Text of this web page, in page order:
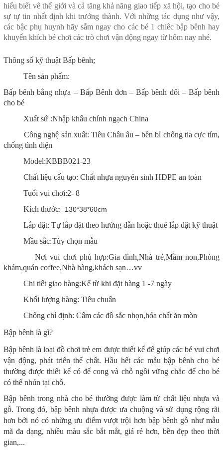
hiểu biết vê thế giới và cả tăng khả năng giao tiếp xã hội, tạo cho bé
sự tự tin nhất định khi trưởng thành. Với những tác dụng như vậy,
các bậc phụ huynh hãy sắm ngay cho các bé 1 chiêc bập bênh hay
khuyến khích bé chơi các trò chơi vận động ngay từ hôm nay nhé.
Thông số kỹ thuật Bấp bênh;
Tên sản phẩm:
Bấp bênh bằng nhựa – Bấp Bênh đơn – Bấp bênh đôi – Bấp bênh
cho bé
Xuất sứ :Nhập khẩu chính ngạch China
Công nghệ sản xuất: Tiêu Châu âu – bền bỉ chống tia cực tím,
chống tĩnh điện
Model:KBBB021-23
Chất liệu cấu tạo: Chất nhựa nguyên sinh HDPE an toàn
Tuổi vui chơi:2- 8
Kích thước:
130*38*60cm
Lắp đặt: Tự lắp đặt theo hướng dẫn hoặc thuê lắp đặt kỹ thuật
Mầu sắc:Tùy chọn mẫu
Nơi vui chơi phù hợp:Gia đình,Nhà trẻ,Mầm non,Phòng
khám,quán coffee,Nhà hàng,khách sạn…vv
Chi tiết giao hàng:Kể từ khi đặt hàng 1 -7 ngày
Khối lượng hàng: Tiêu chuẩn
Chống chỉ định: Cấm các đồ sắc nhọn,hóa chất ăn mòn
Bập bênh là gì?
Bập bênh là loại đồ chơi trẻ em được thiết kế để giúp các bé vui chơi
vận động, phát triển thể chất. Hầu hết các mẫu bập bênh cho bé
thường được thiết kế có đế cong và chỗ ngồi vững chắc để cho bé
có thể nhún tại chỗ.
Bập bênh trong nhà cho bé thường được làm từ chất liệu nhựa và
gỗ. Trong đó, bập bênh nhựa được ưa chuộng và sử dụng rộng rãi
hơn bởi nó có những ưu điểm vượt trội hơn bập bênh gỗ như mẫu
mã đa dạng, nhiều màu sắc bắt mắt, giá rẻ hơn, bền đẹp theo thời
gian,...